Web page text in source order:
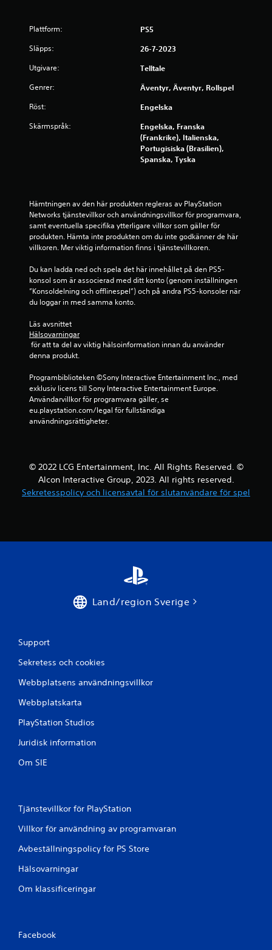
a
r
a
p
8
t
y
Plattform: PS5
Släpps: 26-7-2023
Utgivare: Telltale
Genrer: Äventyr, Äventyr, Rollspel
Röst: Engelska
Skärmspråk:
Engelska, Franska
(Frankrike), Italienska,
Portugisiska (Brasilien),
Spanska, Tyska
Hämtningen av den här produkten regleras av PlayStation
Networks tjänstevillkor och användningsvillkor för programvara,
samt eventuella specifika ytterligare villkor som gäller för
produkten. Hämta inte produkten om du inte godkänner de här
villkoren. Mer viktig information finns i tjänstevillkoren.
Du kan ladda ned och spela det här innehållet på den PS5-
konsol som är associerad med ditt konto (genom inställningen
”Konsoldelning och offlinespel”) och på andra PS5-konsoler när
du loggar in med samma konto.
Läs avsnittet
Hälsovarningar
denna produkt.
Programbiblioteken ©Sony Interactive Entertainment Inc., med
exklusiv licens till Sony Interactive Entertainment Europe.
Användarvillkor för programvara gäller, se
eu.playstation.com/legal för fullständiga
användningsrättigheter.
© 2022 LCG Entertainment, Inc. All Rights Reserved. ©
Alcon Interactive Group, 2023. All rights reserved.
Sekretesspolicy och licensavtal för slutanvändare för spel
Land/region Sverige
Support
Sekretess och cookies
Webbplatsens användningsvillkor
Webbplatskarta
PlayStation Studios
Juridisk information
Om SIE
Tjänstevillkor för PlayStation
Villkor för användning av programvaran
Avbeställningspolicy för PS Store
Hälsovarningar
Om klassificeringar
Facebook